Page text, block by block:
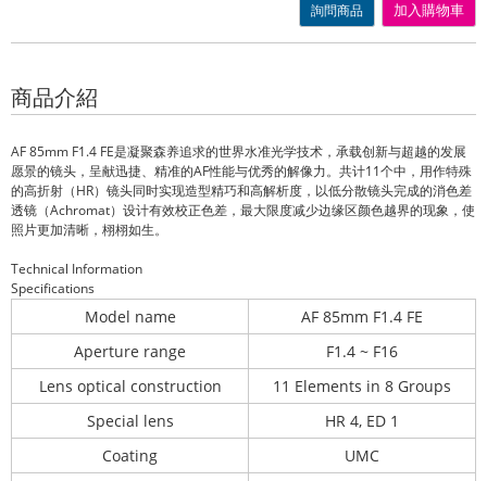
詢問商品 加入購物車
商品介紹
AF 85mm F1.4 FE是凝聚森养追求的世界水准光学技术，承载创新与超越的发展
愿景的镜头，呈献迅捷、精准的AF性能与优秀的解像力。共计11个中，用作特殊
的高折射（HR）镜头同时实现造型精巧和高解析度，以低分散镜头完成的消色差
透镜（Achromat）设计有效校正色差，最大限度减少边缘区颜色越界的现象，使
照片更加清晰，栩栩如生。
Technical Information
Specifications
Model name
AF 85mm F1.4 FE
Aperture range
F1.4 ~ F16
Lens optical construction
11 Elements in 8 Groups
Special lens
HR 4, ED 1
Coating
UMC